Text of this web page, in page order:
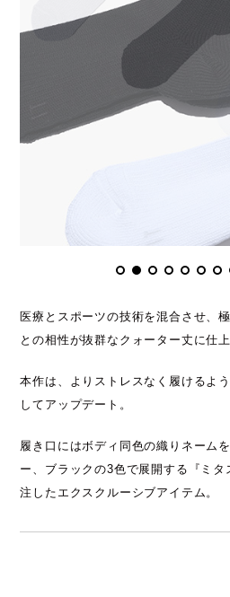
医療とスポーツの技術を混合させ、
との相性が抜群なクォーター丈に仕上
本作は、よりストレスなく履けるよ
してアップデート。
履き口にはボディ同色の織りネーム
ー、ブラックの3色で展開する『ミタ
注したエクスクルーシブアイテム。